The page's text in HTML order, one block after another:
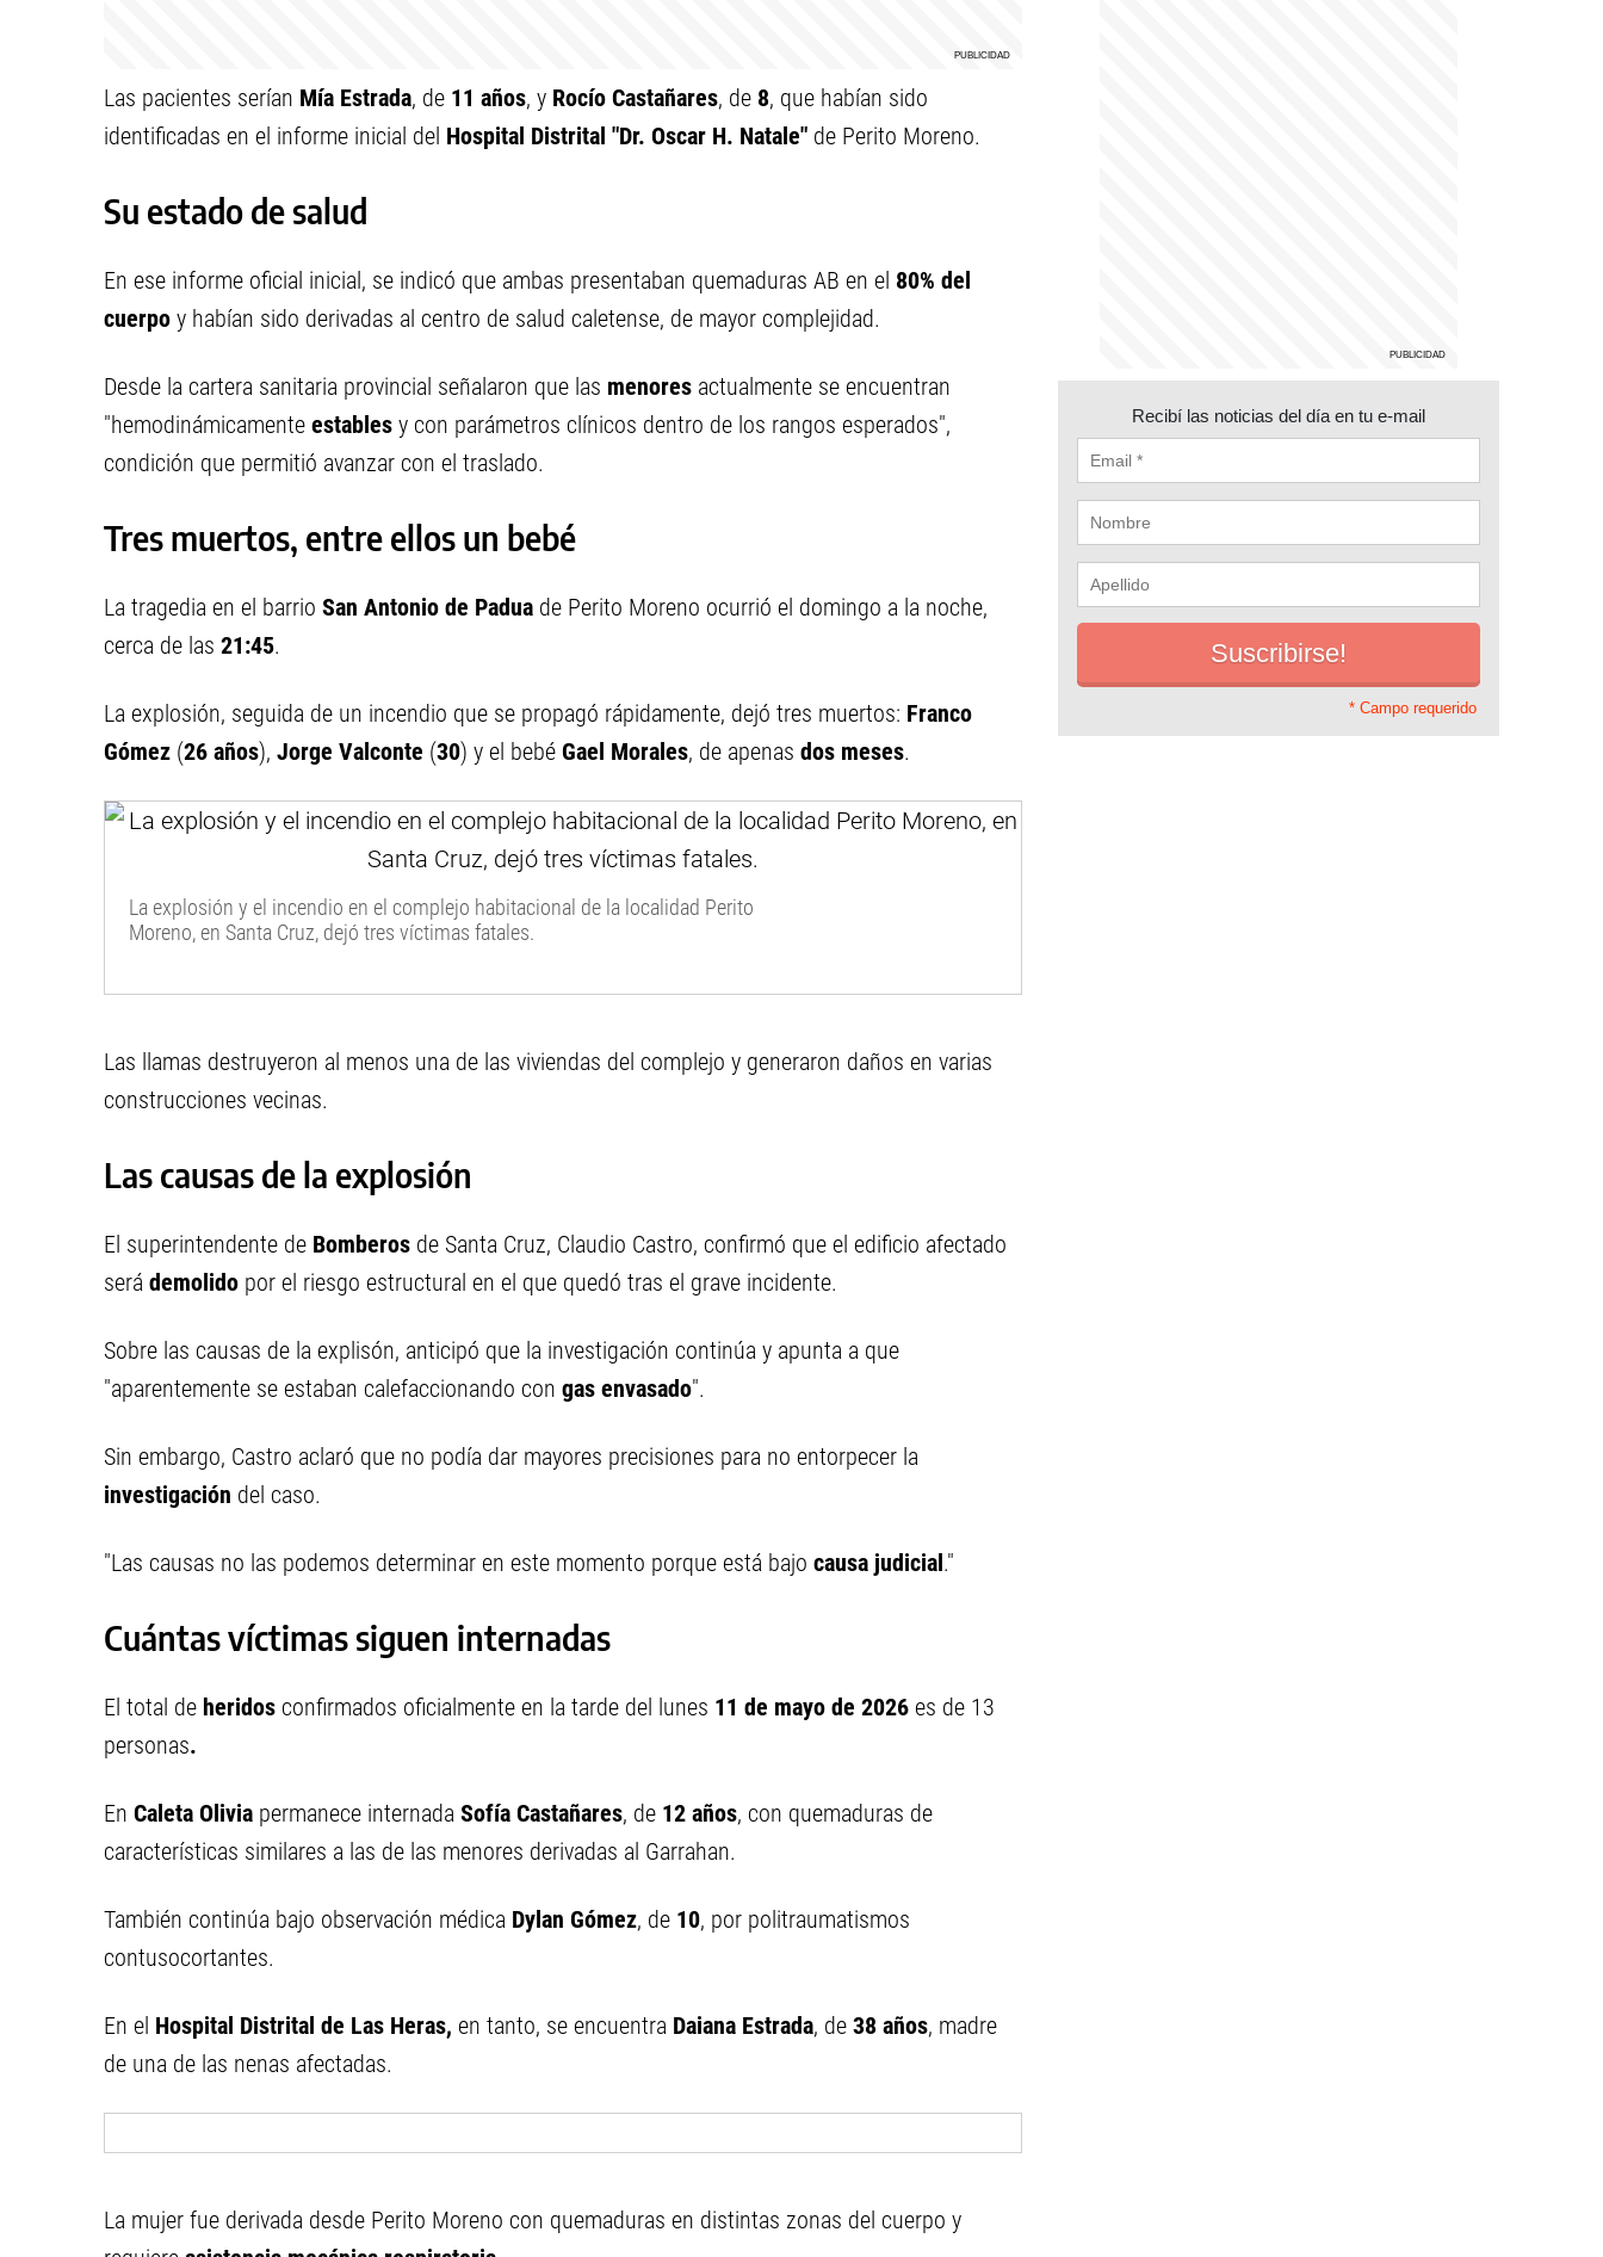
Las pacientes serían Mía Estrada, de 11 años, y Rocío Castañares, de 8, que habían sido
identificadas en el informe inicial del Hospital Distrital "Dr. Oscar H. Natale" de Perito Moreno.
Su estado de salud
En ese informe oficial inicial, se indicó que ambas presentaban quemaduras AB en el 80% del
cuerpo y habían sido derivadas al centro de salud caletense, de mayor complejidad.
Desde la cartera sanitaria provincial señalaron que las menores actualmente se encuentran
"hemodinámicamente estables y con parámetros clínicos dentro de los rangos esperados",
condición que permitió avanzar con el traslado.
Tres muertos, entre ellos un bebé
La tragedia en el barrio San Antonio de Padua de Perito Moreno ocurrió el domingo a la noche,
cerca de las 21:45.
La explosión, seguida de un incendio que se propagó rápidamente, dejó tres muertos: Franco
Gómez (26 años), Jorge Valconte (30) y el bebé Gael Morales, de apenas dos meses.
La explosión y el incendio en el complejo habitacional de la localidad Perito
Moreno, en Santa Cruz, dejó tres víctimas fatales.
Las llamas destruyeron al menos una de las viviendas del complejo y generaron daños en varias
construcciones vecinas.
Las causas de la explosión
El superintendente de Bomberos de Santa Cruz, Claudio Castro, confirmó que el edificio afectado
será demolido por el riesgo estructural en el que quedó tras el grave incidente.
Sobre las causas de la explisón, anticipó que la investigación continúa y apunta a que
"aparentemente se estaban calefaccionando con gas envasado".
Sin embargo, Castro aclaró que no podía dar mayores precisiones para no entorpecer la
investigación del caso.
"Las causas no las podemos determinar en este momento porque está bajo causa judicial."
Cuántas víctimas siguen internadas
El total de heridos confirmados oficialmente en la tarde del lunes 11 de mayo de 2026 es de 13
personas.
En Caleta Olivia permanece internada Sofía Castañares, de 12 años, con quemaduras de
características similares a las de las menores derivadas al Garrahan.
También continúa bajo observación médica Dylan Gómez, de 10, por politraumatismos
contusocortantes.
En el Hospital Distrital de Las Heras, en tanto, se encuentra Daiana Estrada, de 38 años, madre
de una de las nenas afectadas.
La mujer fue derivada desde Perito Moreno con quemaduras en distintas zonas del cuerpo y
Recibí las noticias del día en tu e-mail
* Campo requerido